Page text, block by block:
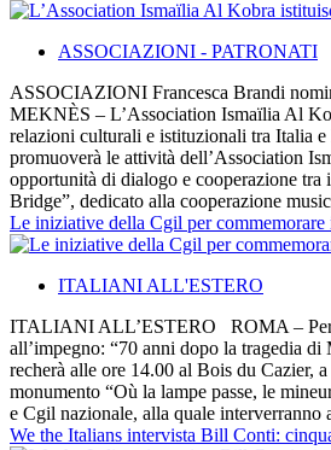
ASSOCIAZIONI - PATRONATI
ASSOCIAZIONI Francesca Brandi
MEKNÈS – L’Association Ismaïlia Al
relazioni culturali e istituzionali tra Italia
promuoverà le attività dell’Association
opportunità di dialogo e cooperazione
Bridge”, dedicato alla cooperazione
Le iniziative della Cgil per
ITALIANI ALL'ESTERO
ITALIANI ALL’ESTERO ROMA – Per
all’impegno: “70 anni dopo la tragedia
recherà alle ore 14.00 al Bois du Cazier,
monumento “Où la lampe passe, le
e Cgil nazionale, alla quale
We the Italians intervista Bill Conti: